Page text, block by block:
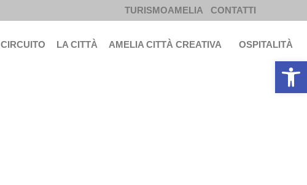
TURISMOAMELIA CONTATTI
LA CITTÀ AMELIA CITTÀ CREATIVA
OSPITALITÀ
Apri la